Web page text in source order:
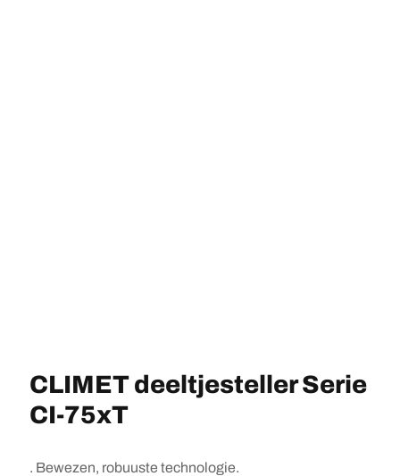
CLIMET deeltjesteller Serie
CI-75xT
. Bewezen, robuuste technologie.